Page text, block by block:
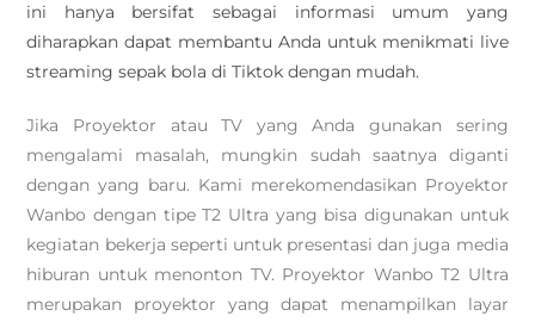
ini hanya bersifat sebagai informasi umum yang
diharapkan dapat membantu Anda untuk menikmati live
streaming sepak bola di Tiktok dengan mudah.
Jika Proyektor atau TV yang Anda gunakan sering
mengalami masalah, mungkin sudah saatnya diganti
dengan yang baru. Kami merekomendasikan Proyektor
Wanbo dengan tipe T2 Ultra yang bisa digunakan untuk
kegiatan bekerja seperti untuk presentasi dan juga media
hiburan untuk menonton TV. Proyektor Wanbo T2 Ultra
merupakan proyektor yang dapat menampilkan layar